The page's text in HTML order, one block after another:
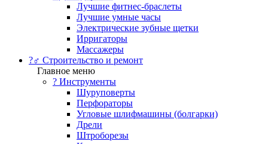
Лучшие фитнес-браслеты
Лучшие умные часы
Электрические зубные щетки
Ирригаторы
Массажеры
?‍♂️ Строительство и ремонт
Главное меню
?️ Инструменты
Шуруповерты
Перфораторы
Угловые шлифмашины (болгарки)
Дрели
Штроборезы